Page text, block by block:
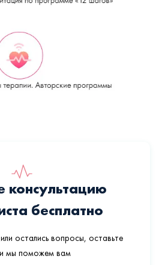
консультацию
бесплатно
остались вопросы, оставьте
и мы поможем вам